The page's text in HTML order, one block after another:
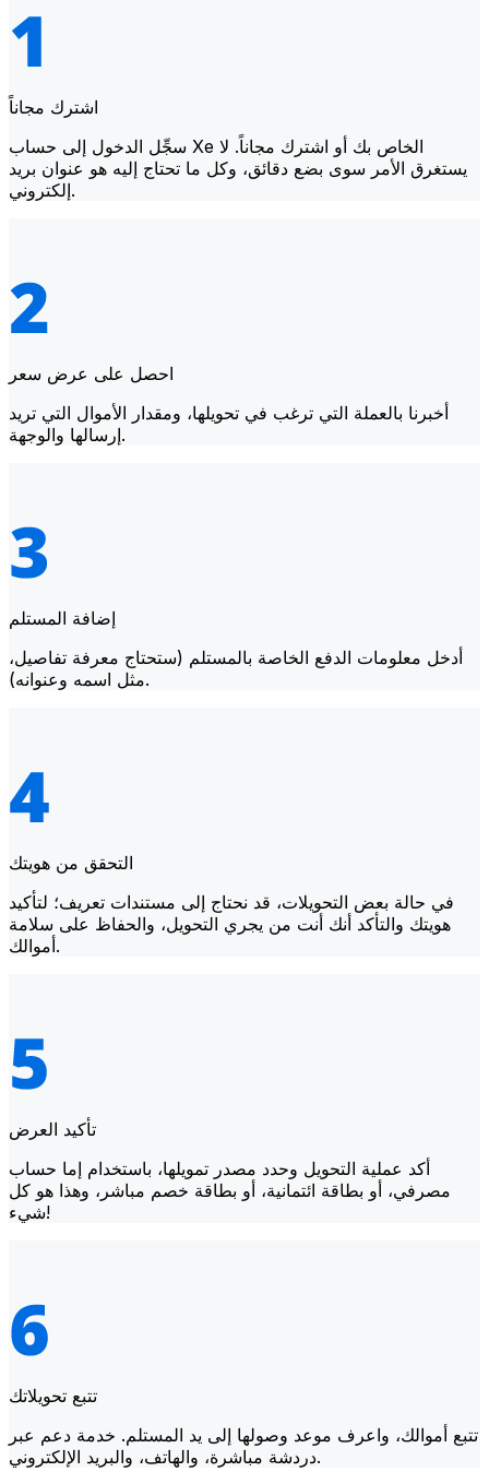
اشترك مجاناً
سجِّل الدخول إلى حساب Xe الخاص بك أو اشترك مجاناً. لا
يستغرق الأمر سوى بضع دقائق، وكل ما تحتاج إليه هو عنوان بريد
إلكتروني.
احصل على عرض سعر
أخبرنا بالعملة التي ترغب في تحويلها، ومقدار الأموال التي تريد
إرسالها والوجهة.
إضافة المستلم
أدخل معلومات الدفع الخاصة بالمستلم (ستحتاج معرفة تفاصيل،
مثل اسمه وعنوانه).
التحقق من هويتك
في حالة بعض التحويلات، قد نحتاج إلى مستندات تعريف؛ لتأكيد
هويتك والتأكد أنك أنت من يجري التحويل، والحفاظ على سلامة
أموالك.
تأكيد العرض
أكد عملية التحويل وحدد مصدر تمويلها، باستخدام إما حساب
مصرفي، أو بطاقة ائتمانية، أو بطاقة خصم مباشر، وهذا هو كل
شيء!
تتبع تحويلاتك
تتبع أموالك، واعرف موعد وصولها إلى يد المستلم. خدمة دعم عبر
دردشة مباشرة، والهاتف، والبريد الإلكتروني.